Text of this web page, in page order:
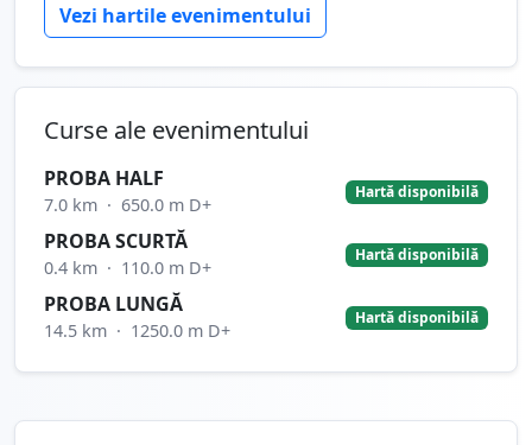
Vezi hartile evenimentului
Curse ale evenimentului
PROBA HALF
7.0 km · 650.0 m D+
Hartă disponibilă
PROBA SCURTĂ
0.4 km · 110.0 m D+
Hartă disponibilă
PROBA LUNGĂ
14.5 km · 1250.0 m D+
Hartă disponibilă